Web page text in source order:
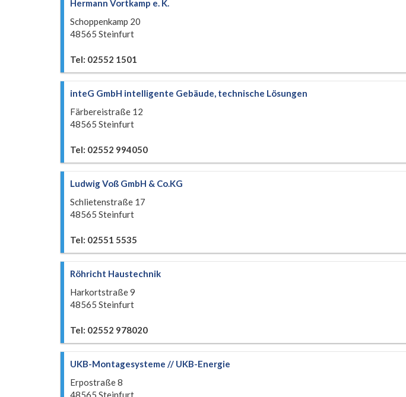
Hermann Vortkamp e. K.
Schoppenkamp 20
48565 Steinfurt
Tel: 02552 1501
inteG GmbH intelligente Gebäude, technische Lösungen
Färbereistraße 12
48565 Steinfurt
Tel: 02552 994050
Ludwig Voß GmbH & Co.KG
Schlietenstraße 17
48565 Steinfurt
Tel: 02551 5535
Röhricht Haustechnik
Harkortstraße 9
48565 Steinfurt
Tel: 02552 978020
UKB-Montagesysteme // UKB-Energie
Erpostraße 8
48565 Steinfurt